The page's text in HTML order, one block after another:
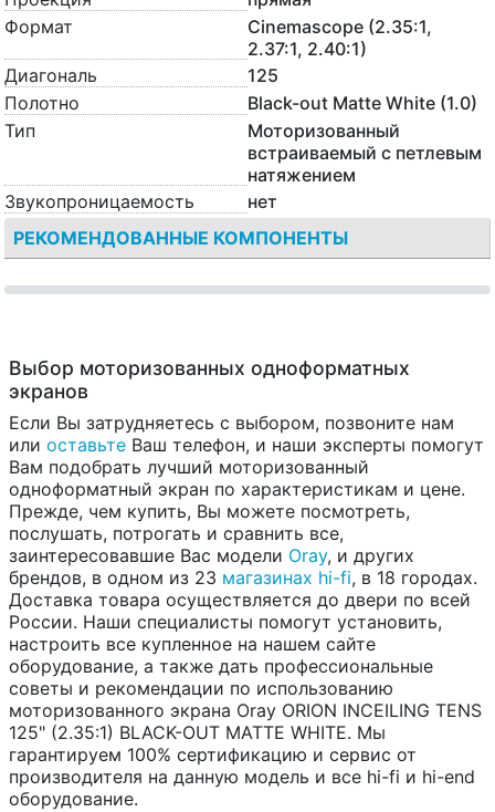
Формат
Cinemascope (2.35:1,
2.37:1, 2.40:1)
Диагональ
125
Полотно
Black-out Matte White (1.0)
Тип
Моторизованный
встраиваемый с петлевым
натяжением
Звукопроницаемость
нет
РЕКОМЕНДОВАННЫЕ КОМПОНЕНТЫ
Выбор моторизованных одноформатных
экранов
Если Вы затрудняетесь с выбором, позвоните нам
или оставьте Ваш телефон, и наши эксперты помогут
Вам подобрать лучший моторизованный
одноформатный экран по характеристикам и цене.
Прежде, чем купить, Вы можете посмотреть,
послушать, потрогать и сравнить все,
заинтересовавшие Вас модели Oray, и других
брендов, в одном из 23 магазинах hi-fi, в 18 городах.
Доставка товара осуществляется до двери по всей
России. Наши специалисты помогут установить,
настроить все купленное на нашем сайте
оборудование, а также дать профессиональные
советы и рекомендации по использованию
моторизованного экрана Oray ORION INCEILING TENS
125" (2.35:1) BLACK-OUT MATTE WHITE. Мы
гарантируем 100% сертификацию и сервис от
производителя на данную модель и все hi-fi и hi-end
оборудование.